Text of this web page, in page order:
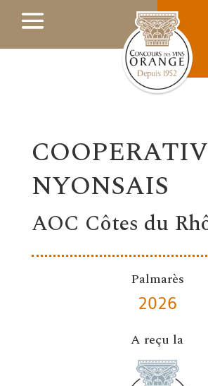
NYONSAIS
AOC Côtes du
Palmarès
2026
A reçu la